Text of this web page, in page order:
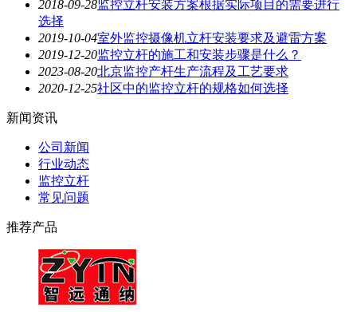
2018-09-28监控立杆安装方案根据实际项目的需要进行
选择
2019-10-04室外监控摄像机立杆安装要求及避雷方案
2019-12-20监控立杆的施工和安装步骤是什么？
2023-08-20北京监控产杆生产流程及工艺要求
2020-12-25社区中的监控立杆的规格如何选择
新闻资讯
公司新闻
行业动态
监控立杆
常见问题
推荐产品